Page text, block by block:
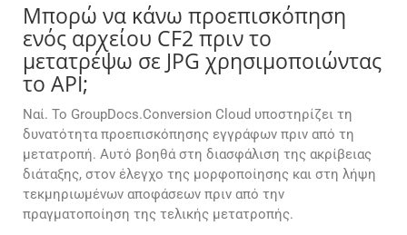
Μπορώ να κάνω προεπισκόπηση
ενός αρχείου CF2 πριν το
μετατρέψω σε JPG χρησιμοποιώντας
το API;
Ναί. Το GroupDocs.Conversion Cloud υποστηρίζει τη
δυνατότητα προεπισκόπησης εγγράφων πριν από τη
μετατροπή. Αυτό βοηθά στη διασφάλιση της ακρίβειας
διάταξης, στον έλεγχο της μορφοποίησης και στη λήψη
τεκμηριωμένων αποφάσεων πριν από την
πραγματοποίηση της τελικής μετατροπής.